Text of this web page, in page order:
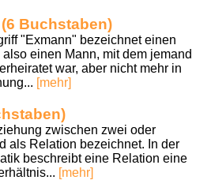
Buchstaben)
"Exmann" bezeichnet einen
einen Mann, mit dem jemand
war, aber nicht mehr in
[mehr]
zwischen zwei oder
als Relation bezeichnet. In der
beschreibt eine Relation eine
[mehr]